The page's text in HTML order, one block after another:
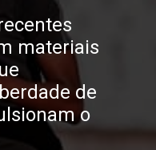
materiais
de
o